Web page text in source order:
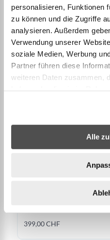
personalisieren, Funktionen
zu können und die Zugriffe
analysieren. Außerdem
Verwendung unserer
soziale Medien, Werbung
Partner führen diese
weiteren Daten zusammen,
Alle
399,00 CHF